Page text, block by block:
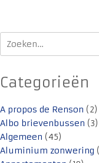
Zoeken
naar:
Categorieën
A propos de Renson (2)
Albo brievenbussen (3)
Algemeen (45)
Aluminium zonwering